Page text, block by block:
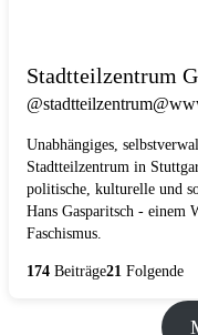
Stadtteilzentrum
Unabhängiges,
Stadtteilzentrum in
politische, kulturelle und
Hans Gasparitsch - einem
Faschismus.
174 Beiträge21 Folgende